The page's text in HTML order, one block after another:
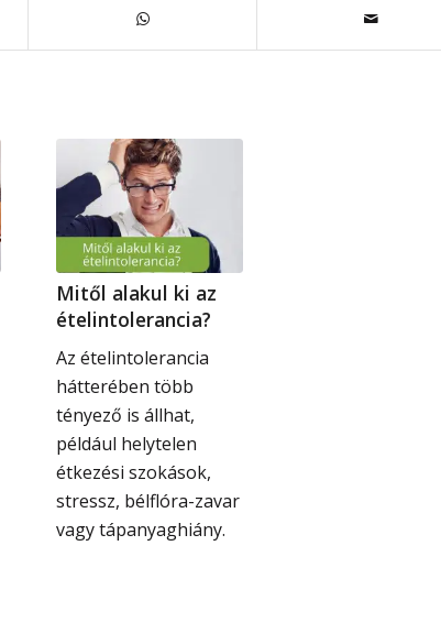
Mitől alakul ki az
ételintolerancia?
Az ételintolerancia
hátterében több
tényező is állhat,
például helytelen
étkezési szokások,
stressz, bélflóra-zavar
vagy tápanyaghiány.